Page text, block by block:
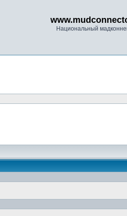
Национальный